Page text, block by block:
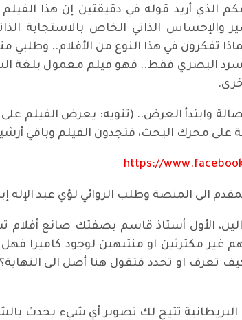
الذي أريد قوله في دقيقتين إن هذا
الذاتي الخاص بالاستجابة
تفكرون في هذا النوع من الأفلام.. وطلبي
البصري فقط.. فهو فيلم معمول بلغة
وابتدأ العرض.. (تنويه: يعرض الفيلم
على محرك البحث، فتجدون الفيلم وباقي
https://
الى المنصة وطلب الروائي لؤي عبد الإله
الأول أستاذ قاسم بصفتك صانع أفلام
مكترثين او منتبهين لوجود كاميرا
تعرف او تحدد فتقول هنا أصل الى النهاية؟
تتيح لك تصوير أي شيء يحدث